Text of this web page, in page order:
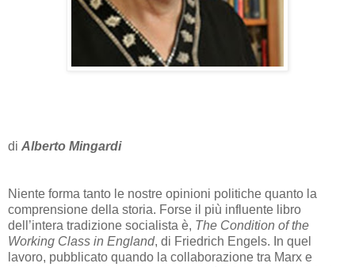
di Alberto Mingardi
Niente forma tanto le nostre opinioni politiche quanto la
comprensione della storia. Forse il più influente libro
dell’intera tradizione socialista è, The Condition of the
Working Class in England, di Friedrich Engels. In quel
lavoro, pubblicato quando la collaborazione tra Marx e